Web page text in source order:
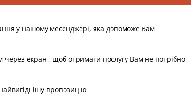
у нашому месенджері, яка допоможе Вам
через екран , щоб отримати послугу Вам не потрібно
пропозицію